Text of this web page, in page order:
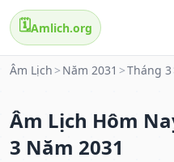
🗓️Amlich.org
Âm Lịch > Năm 2031 >Tháng 3
Âm Lịch Hôm
3 Năm 2031